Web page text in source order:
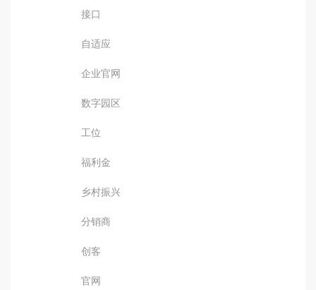
接口
自适应
企业官网
数字园区
工位
福利金
乡村振兴
分销商
创客
官网